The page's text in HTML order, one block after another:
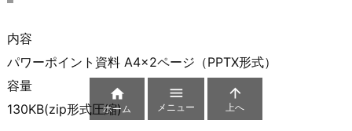
内容
パワーポイント資料 A4×2ページ（PPTX形式）
容量
130KB(zip形式圧縮)

ホーム

メニュー

上へ